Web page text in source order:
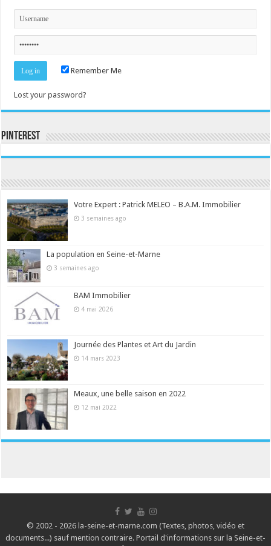
Remember Me
Lost your password?
Pinterest
Votre Expert : Patrick MELEO – B.A.M. Immobilier
3 semaines ago
La population en Seine-et-Marne
3 semaines ago
BAM Immobilier
4 mai 2026
Journée des Plantes et Art du Jardin
14 mars 2023
Meaux, une belle saison en 2022
12 mai 2022
© 2002 - 2026 la-seine-et-marne.com (Textes, photos, vidéo et
documents...) sauf mention contraire. Portail d'informations sur la Seine-et-